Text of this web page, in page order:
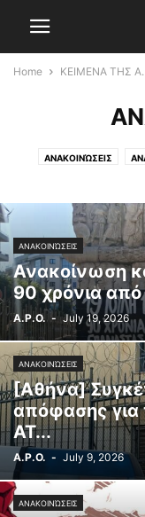
Home ΚΕΙΜΕΝΑ ΤΗΣ
ΑΝΑΚΟΙΝΏΣΕΙΣ
ΑΝΑΚΟΙΝΏΣΕΙΣ
Ανακοίνωση
90 χρόνια
A.P.O. - July 19, 2026
ΑΝΑΚΟΙΝΏΣΕΙΣ
[Αθήνα]
απόφασης για
ΑΤ...
A.P.O. - July 9, 2026
ΑΝΑΚΟΙΝΏΣΕΙΣ